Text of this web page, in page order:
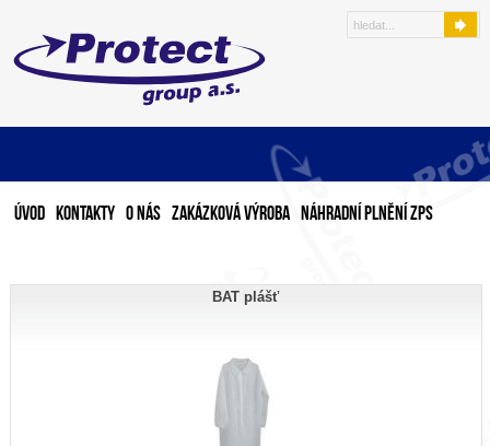
BAT plášť
Úvod Kontakty O nás Zakázková výroba Náhradní plnění ZPS